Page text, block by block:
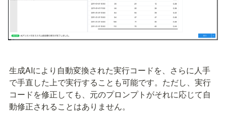
生成AIにより自動変換された実行コードを、さらに人手
で手直した上で実行することも可能です。ただし、実行
コードを修正しても、元のプロンプトがそれに応じて自
動修正されることはありません。